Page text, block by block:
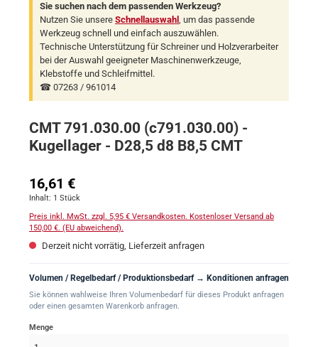
Sie suchen nach dem passenden Werkzeug?
Nutzen Sie unsere Schnellauswahl , um das passende
Werkzeug schnell und einfach auszuwählen.
Technische Unterstützung für Schreiner und Holzverarbeiter
bei der Auswahl geeigneter Maschinenwerkzeuge,
Klebstoffe und Schleifmittel.
☎ 07263 / 961014
CMT 791.030.00 (c791.030.00) -
Kugellager - D28,5 d8 B8,5 CMT
Regulärer Preis:
16,61 €
Inhalt: 1 Stück
Preis inkl. MwSt. zzgl. 5,95 € Versandkosten. Kostenloser Versand ab
150,00 €. (EU abweichend).
Derzeit nicht vorrätig, Lieferzeit anfragen
Volumen / Regelbedarf / Produktionsbedarf → Konditionen anfragen
Sie können wahlweise Ihren Volumenbedarf für dieses Produkt anfragen
oder einen gesamten Warenkorb anfragen.
Menge